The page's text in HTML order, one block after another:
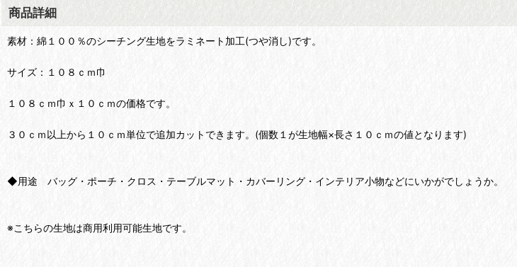
商品詳細
素材：綿１００％のシーチング生地をラミネート加工(つや消し)です。
サイズ：１０８ｃｍ巾
１０８ｃｍ巾ｘ１０ｃｍの価格です。
３０ｃｍ以上から１０ｃｍ単位で追加カットできます。(個数１が生地幅×長さ１０ｃｍの値となります)
◆用途 バッグ・ポーチ・クロス・テーブルマット・カバーリング・インテリア小物などにいかがでしょうか。
※こちらの生地は商用利用可能生地です。